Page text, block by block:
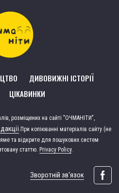
ДИВОВИЖНІ ІСТОРІЇ
ЦІКАВИНКИ
Зворотній зв‘язок
розміщених на сайті "ОЧМАНІТИ",
При копіюванні матеріалів сайту (не
та відкрите для пошукових систем
статтю. Privacy Policy.